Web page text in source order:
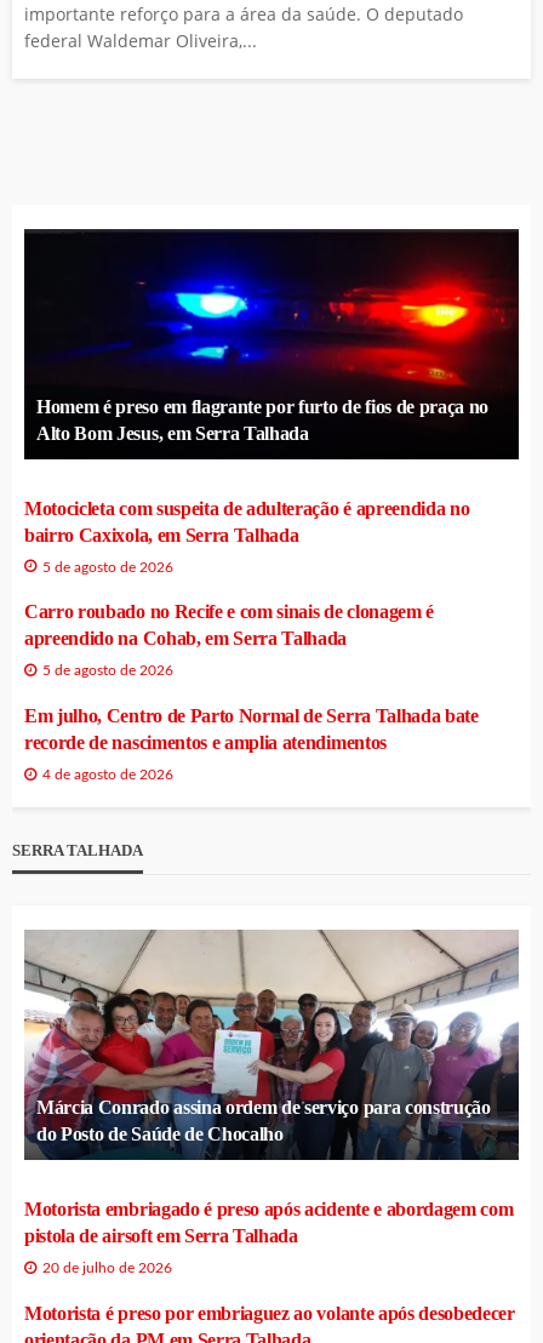
importante reforço para a área da saúde. O deputado
federal Waldemar Oliveira,...
Homem é preso em flagrante por furto de fios de praça no
Alto Bom Jesus, em Serra Talhada
Motocicleta com suspeita de adulteração é apreendida no
bairro Caxixola, em Serra Talhada
5 de agosto de 2026
Carro roubado no Recife e com sinais de clonagem é
apreendido na Cohab, em Serra Talhada
5 de agosto de 2026
Em julho, Centro de Parto Normal de Serra Talhada bate
recorde de nascimentos e amplia atendimentos
4 de agosto de 2026
SERRA TALHADA
Márcia Conrado assina ordem de serviço para construção
do Posto de Saúde de Chocalho
Motorista embriagado é preso após acidente e abordagem com
pistola de airsoft em Serra Talhada
20 de julho de 2026
Motorista é preso por embriaguez ao volante após desobedecer